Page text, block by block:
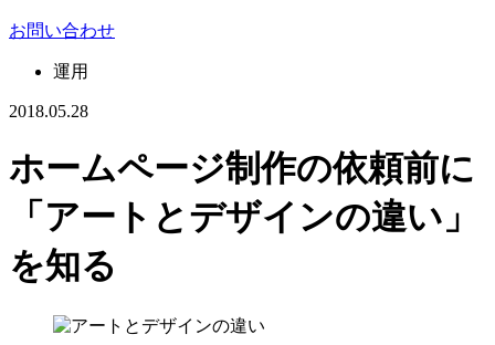
お問い合わせ
運用
2018.05.28
ホームページ制作の依頼前に
「アートとデザインの違い」
を知る